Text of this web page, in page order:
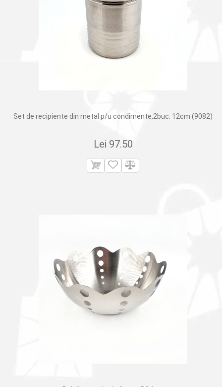
Set de recipiente din metal p/u condimente,2buc. 12cm (9082)
Lei 97.50